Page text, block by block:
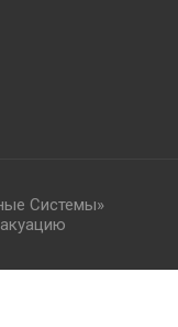
Системы»